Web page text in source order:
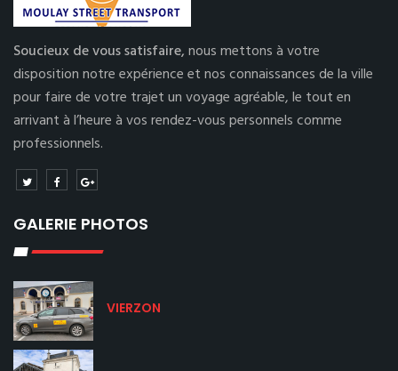
Soucieux de vous satisfaire,nous mettons à votre
disposition notre expérience et nos connaissances de la ville
pour faire de votre trajet un voyage agréable, le tout en
arrivant à l’heure à vos rendez-vous personnels comme
professionnels.
GALERIE PHOTOS
VIERZON